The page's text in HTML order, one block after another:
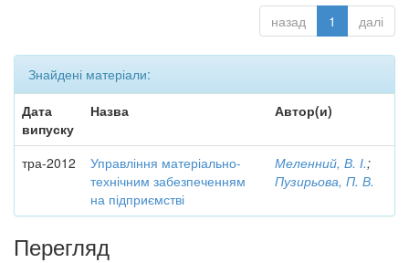
назад 1 далі
Знайдені матеріали:
Дата
випуску
Назва Автор(и)
тра-2012
Управління матеріально-
технічним забезпеченням
на підприємстві
Меленний, В. І.;
Пузирьова, П. В.
Перегляд